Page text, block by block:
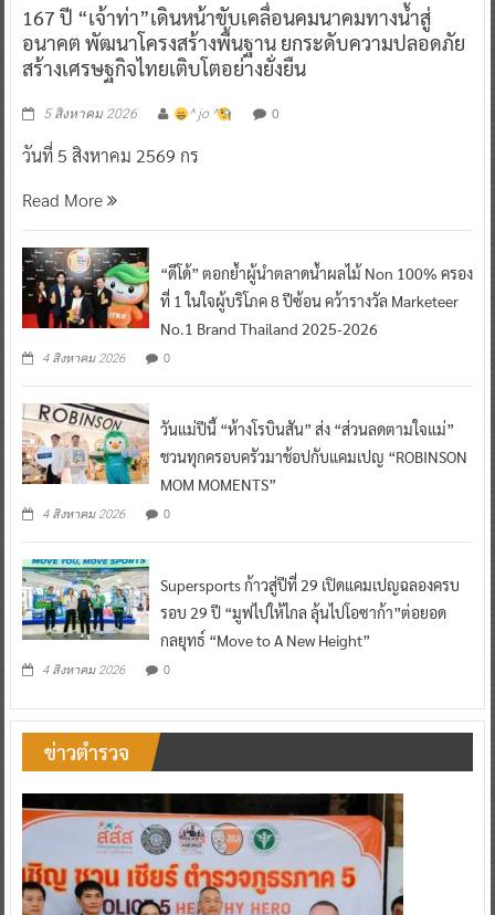
167 ปี “เจ้าท่า”เดินหน้าขับเคลื่อนคมนาคมทางน้ำสู่
อนาคต พัฒนาโครงสร้างพื้นฐาน ยกระดับความปลอดภัย
สร้างเศรษฐกิจไทยเติบโตอย่างยั่งยืน
5 สิงหาคม 2026 ^ jo ^ 0
วันที่ 5 สิงหาคม 2569 กร
Read More
“ดีโด้” ตอกย้ำผู้นำตลาดน้ำผลไม้ Non 100% ครอง
ที่ 1 ในใจผู้บริโภค 8 ปีซ้อน คว้ารางวัล Marketeer
No.1 Brand Thailand 2025-2026
4 สิงหาคม 2026 0
วันแม่ปีนี้ “ห้างโรบินสัน” ส่ง “ส่วนลดตามใจแม่”
ชวนทุกครอบครัวมาช้อปกับแคมเปญ “ROBINSON
MOM MOMENTS”
4 สิงหาคม 2026 0
Supersports ก้าวสู่ปีที่ 29 เปิดแคมเปญฉลองครบ
รอบ 29 ปี “มูฟไปให้ไกล ลุ้นไปโอซาก้า”ต่อยอด
กลยุทธ์ “Move to A New Height”
4 สิงหาคม 2026 0
ข่าวตำรวจ